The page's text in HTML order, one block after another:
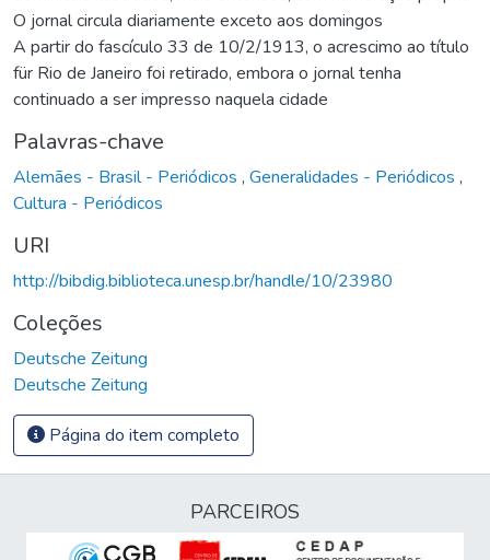
O jornal circula diariamente exceto aos domingos
A partir do fascículo 33 de 10/2/1913, o acrescimo ao título
für Rio de Janeiro foi retirado, embora o jornal tenha
continuado a ser impresso naquela cidade
Palavras-chave
Alemães - Brasil - Periódicos , Generalidades - Periódicos ,
Cultura - Periódicos
URI
http://bibdig.biblioteca.unesp.br/handle/10/23980
Coleções
Deutsche Zeitung
Deutsche Zeitung
Página do item completo
PARCEIROS